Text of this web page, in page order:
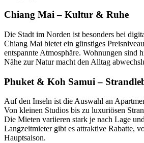
Chiang Mai – Kultur & Ruhe
Die Stadt im Norden ist besonders bei
Chiang Mai bietet ein günstiges
entspannte Atmosphäre. Wohnungen sind
Nähe zur Natur macht den Alltag
Phuket & Koh Samui –
Auf den Inseln ist die Auswahl an
Von kleinen Studios bis zu luxuriösen
Die Mieten variieren stark je nach Lage
Langzeitmieter gibt es attraktive Rabatte,
Hauptsaison.